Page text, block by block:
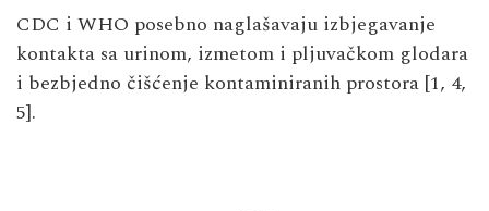
CDC i WHO posebno naglašavaju izbjegavanje
kontakta sa urinom, izmetom i pljuvačkom glodara
i bezbjedno čišćenje kontaminiranih prostora [1, 4,
5].